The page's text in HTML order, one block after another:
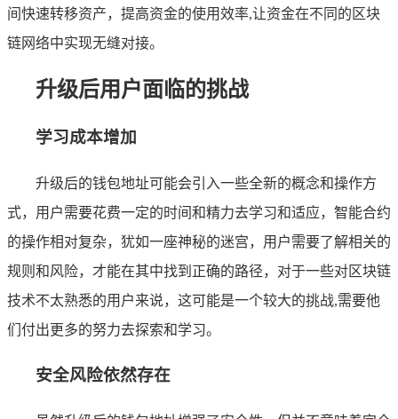
间快速转移资产，提高资金的使用效率,让资金在不同的区块
链网络中实现无缝对接。
升级后用户面临的挑战
学习成本增加
升级后的钱包地址可能会引入一些全新的概念和操作方
式，用户需要花费一定的时间和精力去学习和适应，智能合约
的操作相对复杂，犹如一座神秘的迷宫，用户需要了解相关的
规则和风险，才能在其中找到正确的路径，对于一些对区块链
技术不太熟悉的用户来说，这可能是一个较大的挑战,需要他
们付出更多的努力去探索和学习。
安全风险依然存在